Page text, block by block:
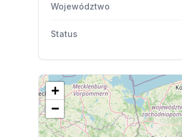
Województwo
Status
+
−